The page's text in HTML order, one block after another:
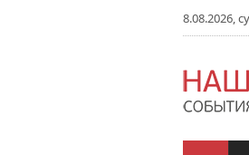
8.08.2026,